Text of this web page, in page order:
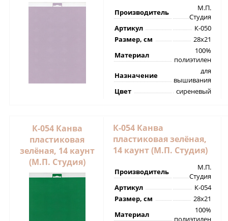
Производитель
М.П.
Студия
Артикул
К-050
Размер, см
28х21
Материал
100%
полиэтилен
Назначение
для
вышивания
Цвет
сиреневый
К-054 Канва
пластиковая
зелёная, 14 каунт
(М.П. Студия)
К-054 Канва
пластиковая зелёная,
14 каунт (М.П. Студия)
Производитель
М.П.
Студия
Артикул
К-054
Размер, см
28х21
Материал
100%